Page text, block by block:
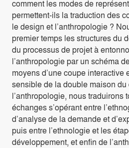
comment les modes de
permettent-ils la traduction des
le design et l’anthropologie ?
premier temps les structures du
du processus de projet à
l’anthropologie par un schéma
moyens d’une coupe interactive
sensible de la double maison
l’anthropologie, nous traduirons
échanges s’opérant entre
d’analyse de la demande et
puis entre l’ethnologie et les
développement, et enfin de